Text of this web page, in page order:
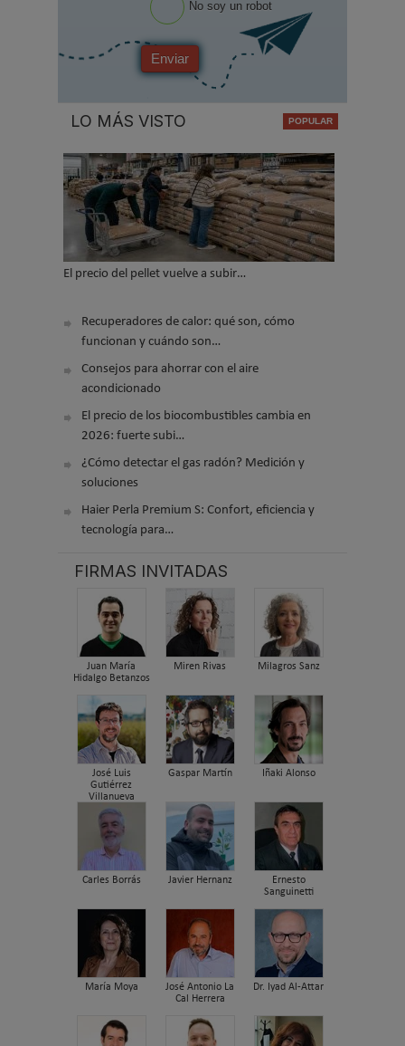
No soy un robot
Enviar
LO MÁS VISTO
El precio del pellet vuelve a subir…
Recuperadores de calor: qué son, cómo
funcionan y cuándo son…
Consejos para ahorrar con el aire
acondicionado
El precio de los biocombustibles cambia en
2026: fuerte subi…
¿Cómo detectar el gas radón? Medición y
soluciones
Haier Perla Premium S: Confort, eficiencia y
tecnología para…
FIRMAS INVITADAS
Juan María
Hidalgo Betanzos
Miren Rivas Milagros Sanz
José Luis
Gutiérrez
Villanueva
Gaspar Martín Iñaki Alonso
Carles Borrás Javier Hernanz
Ernesto
Sanguinetti
María Moya
José Antonio La
Cal Herrera
Dr. Iyad Al-Attar